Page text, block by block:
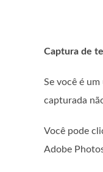
Captura de
Se você é
capturada
Você pode
Adobe